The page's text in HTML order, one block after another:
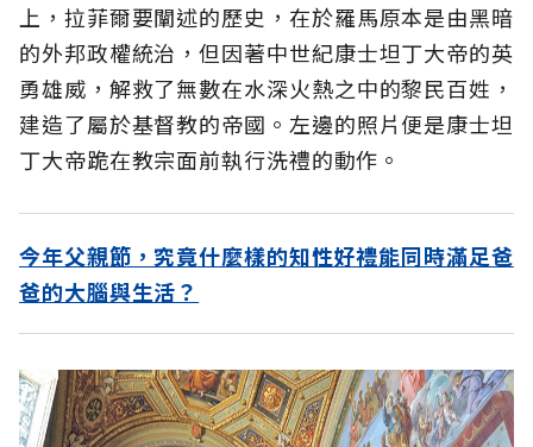
上，拉菲爾要闡述的歷史，在於羅馬原本是由黑暗
的外邦政權統治，但因著中世紀康士坦丁大帝的英
勇雄威，解救了無數在水深火熱之中的黎民百姓，
建造了屬於基督教的帝國。左邊的照片便是康士坦
丁大帝跪在教宗面前執行洗禮的動作。
今年父親節，究竟什麼樣的知性好禮能同時滿足爸
爸的大腦與生活？